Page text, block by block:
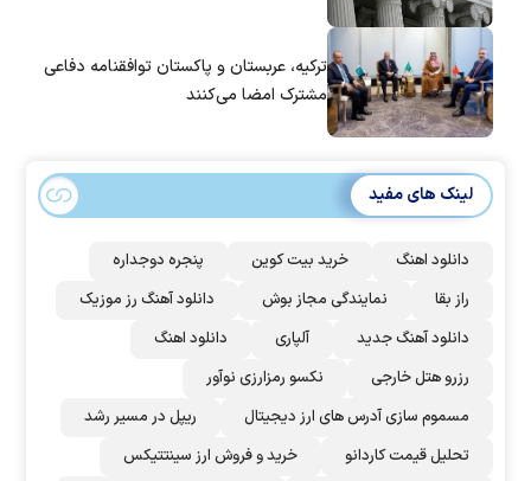
ترکیه، عربستان و پاکستان توافقنامه دفاعی
مشترک امضا می‌کنند
لینک های مفید
دانلود اهنگ خرید بیت کوین
پنجره دوجداره
راز بقا
نمایندگی مجاز بوش
دانلود آهنگ رز‌ موزیک
دانلود آهنگ جدید
آلپاری
دانلود اهنگ
رزرو هتل خارجی
نکسو رمزارزی نوآور
مسموم سازی آدرس های ارز دیجیتال
ریپل در مسیر رشد
تحلیل قیمت کاردانو
خرید و فروش ارز سینتتیکس